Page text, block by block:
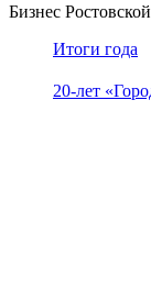
Бизнес
Итоги года
20-лет